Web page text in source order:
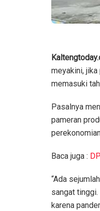
meyakini,
memasuki
Pasalnya
pameran
Baca juga :
“Ada
sangat
karena